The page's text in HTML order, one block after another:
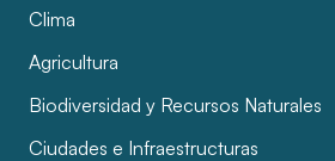
Clima
Agricultura
Biodiversidad y Recursos Naturales
Ciudades e Infraestructuras